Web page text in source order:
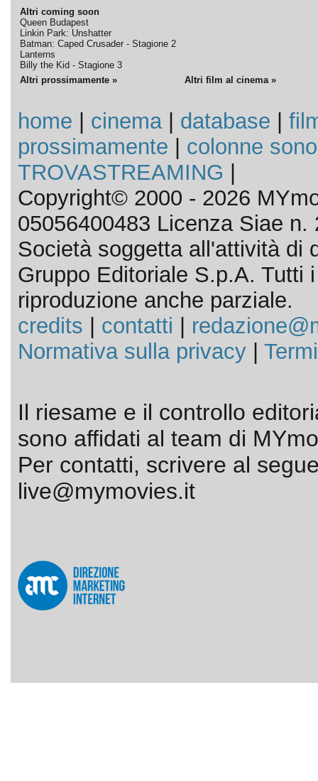
Altri coming soon
Queen Budapest
Linkin Park: Unshatter
Batman: Caped Crusader - Stagione 2
Lanterns
Billy the Kid - Stagione 3
Altri prossimamente » Altri film al cinema »
home cinema| database
prossimamente
colonne
TROVASTREAMING
Copyright© 2000 - 2026
05056400483 Licenza Siae n.
Società soggetta all'attività di
Gruppo Editoriale S.p.A. Tutti
riproduzione anche parziale.
credits
contatti
Normativa sulla privacy|
Il riesame e il controllo
sono affidati al team di
Per contatti, scrivere al
live@mymovies.it